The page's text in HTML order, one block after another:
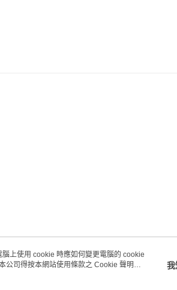
客戶服務
上使用 cookie 時應如何變更電腦的 cookie
公司得按本網站使用條款之 Cookie 聲明使
我